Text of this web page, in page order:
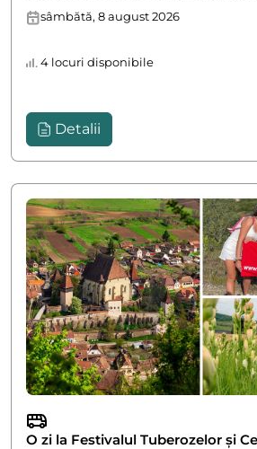
sâmbătă, 8 august 2026
4 locuri disponibile
Detalii
O zi la Festivalul Tuberozelor și